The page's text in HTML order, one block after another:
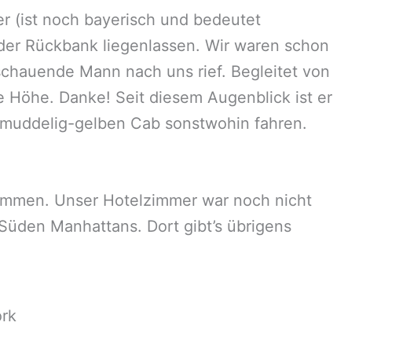
(ist noch bayerisch und bedeutet
Rückbank liegenlassen. Wir waren schon
Mann nach uns rief. Begleitet von
Danke! Seit diesem Augenblick ist er
gelben Cab sonstwohin fahren.
Unser Hotelzimmer war noch nicht
Manhattans. Dort gibt’s übrigens